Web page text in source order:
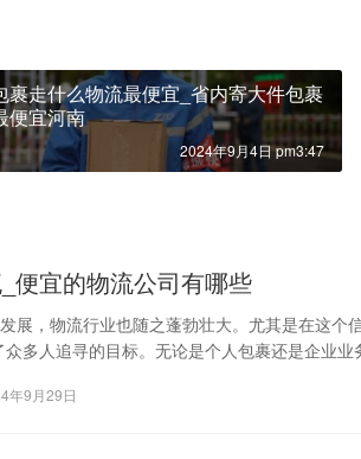
裹走什么物流最便宜_省内寄大件包裹
便宜河南
2024年9月4日 pm3:47
便宜的物流公司有哪些
展，物流行业也随之蓬勃壮大。尤其是在这个
众多人追寻的目标。无论是个人包裹还是企业
年9月29日